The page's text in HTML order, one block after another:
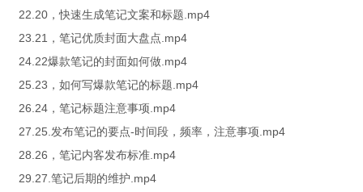
22.20，快速生成笔记文案和标题.mp4
23.21，笔记优质封面大盘点.mp4
24.22爆款笔记的封面如何做.mp4
25.23，如何写爆款笔记的标题.mp4
26.24，笔记标题注意事项.mp4
27.25.发布笔记的要点-时间段，频率，注意事项.mp4
28.26，笔记内客发布标准.mp4
29.27.笔记后期的维护.mp4